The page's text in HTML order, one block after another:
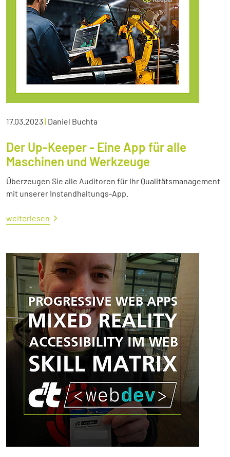
17.03.2023| Daniel Buchta
Der Up-Keeper - Eine App für alle
Maschinen und Werkzeuge
Überzeugen Sie alle Auditoren für Ihr Qualitätsmanagement
mit unserer Instandhaltungs-App.
weiterlesen